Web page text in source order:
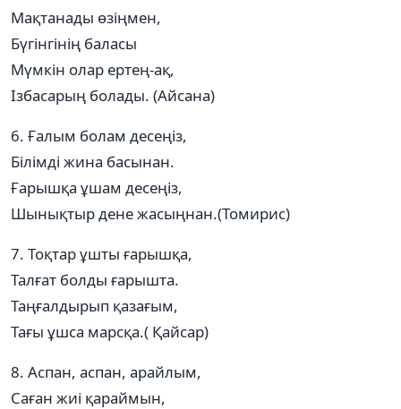
Мақтанады өзіңмен,
Бүгінгінің баласы
Мүмкін олар ертең-ақ,
Ізбасарың болады. (Айсана)
6. Ғалым болам десеңіз,
Білімді жина басынан.
Ғарышқа ұшам десеңіз,
Шынықтыр дене жасыңнан.(Томирис)
7. Тоқтар ұшты ғарышқа,
Талғат болды ғарышта.
Таңғалдырып қазағым,
Тағы ұшса марсқа.( Қайсар)
8. Аспан, аспан, арайлым,
Саған жиі қараймын,